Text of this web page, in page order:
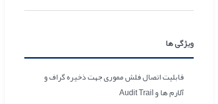
ویژگی ها
قابلیت اتصال فلش مموری جهت ذخیره گراف و
آلارم ها و Audit Trail